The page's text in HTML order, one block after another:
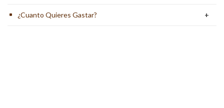
¿Cuanto Quieres Gastar? +